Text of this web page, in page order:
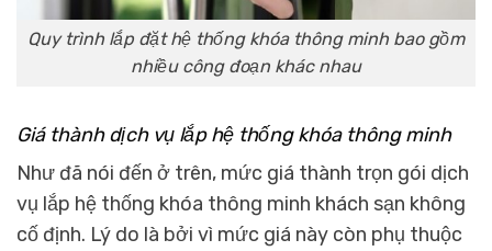
Quy trình lắp đặt hệ thống khóa thông minh bao gồm
nhiều công đoạn khác nhau
Giá thành dịch vụ lắp hệ thống khóa thông minh
Như đã nói đến ở trên, mức giá thành trọn gói dịch
vụ lắp hệ thống khóa thông minh khách sạn không
cố định. Lý do là bởi vì mức giá này còn phụ thuộc